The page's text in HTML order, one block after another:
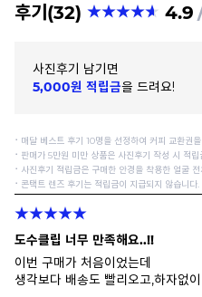
후기(32) 4.9
사진후기 남기면
5,000원 적립금을 드려요!
⠂매달 베스트 후기 10명을 선정하여 커피 교환권
⠂판매가 5만원 미만 상품은 사진후기 작성 시 적
⠂사진후기 적립금은 구매한 안경을 착용한 얼굴
⠂콘택트 렌즈 후기는 적립금이 지급되지 않습니다.
도수클립 너무 만족해요..!!
이번 구매가 처음이었는데
생각보다 배송도 빨리오고,하자없